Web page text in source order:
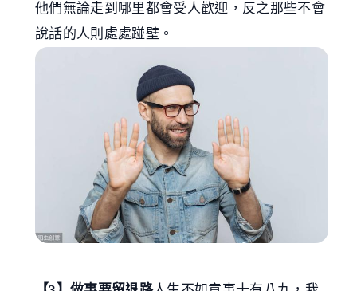
他們無論走到哪里都會受人歡迎，反之那些不會
說話的人則處處踫壁。